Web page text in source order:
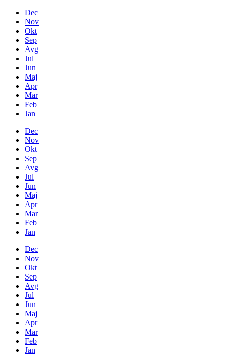
Dec
Nov
Okt
Sep
Avg
Jul
Jun
Maj
Apr
Mar
Feb
Jan
Dec
Nov
Okt
Sep
Avg
Jul
Jun
Maj
Apr
Mar
Feb
Jan
Dec
Nov
Okt
Sep
Avg
Jul
Jun
Maj
Apr
Mar
Feb
Jan